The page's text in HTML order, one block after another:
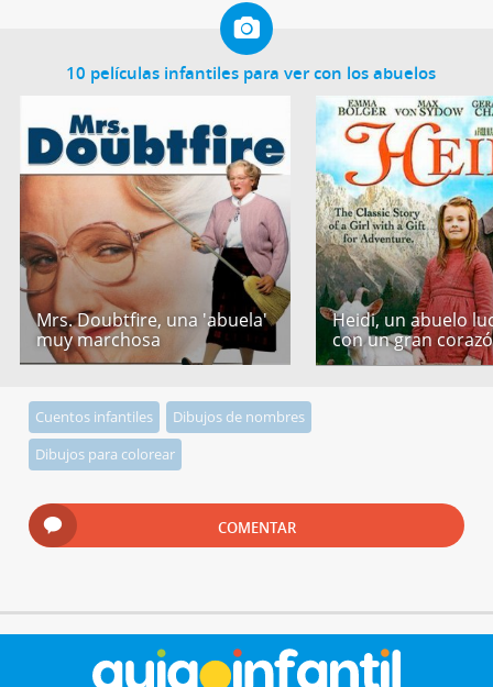
10 películas infantiles para ver con los abuelos
Mrs. Doubtfire, una 'abuela'
muy marchosa
Heidi, un abuelo
con un gran
Cuentos infantiles
Dibujos de nombres
Dibujos para colorear
COMENTAR